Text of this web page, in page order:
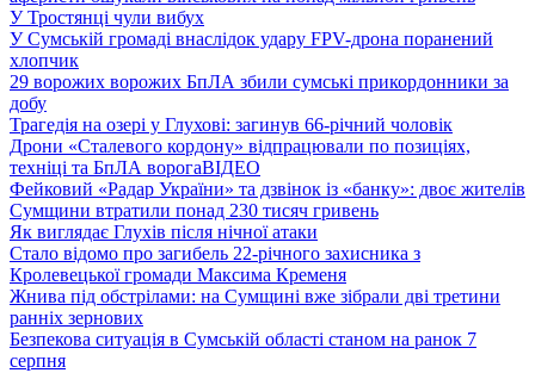
У Тростянці чули вибух
У Сумській громаді внаслідок удару FPV-дрона поранений
хлопчик
29 ворожих ворожих БпЛА збили сумські прикордонники за
добу
Трагедія на озері у Глухові: загинув 66-річний чоловік
Дрони «Сталевого кордону» відпрацювали по позиціях,
техніці та БпЛА ворогаВІДЕО
Фейковий «Радар України» та дзвінок із «банку»: двоє жителів
Сумщини втратили понад 230 тисяч гривень
Як виглядає Глухів після нічної атаки
Стало відомо про загибель 22-річного захисника з
Кролевецької громади Максима Кременя
Жнива під обстрілами: на Сумщині вже зібрали дві третини
ранніх зернових
Безпекова ситуація в Сумській області станом на ранок 7
серпня